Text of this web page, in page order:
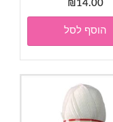
₪14.00
הוסף לסל